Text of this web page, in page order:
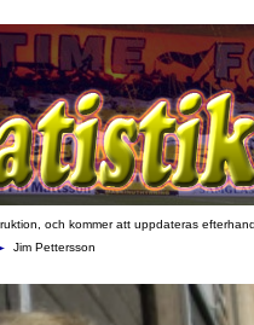
och kommer att uppdateras
Jim Pettersson